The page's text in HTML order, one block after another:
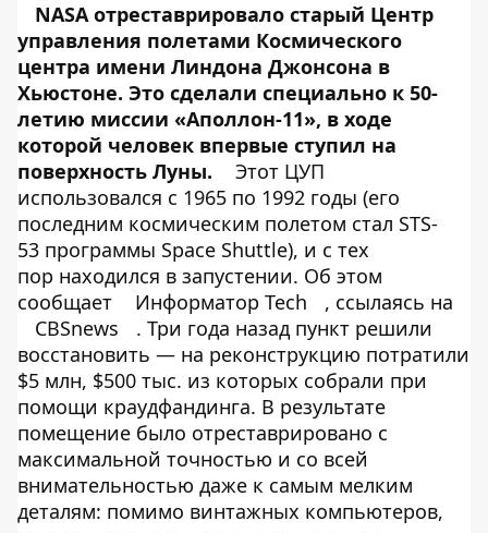
NASA отреставрировало старый Центр
управления полетами Космического
центра имени Линдона Джонсона в
Хьюстоне. Это сделали специально к 50-
летию миссии «Аполлон-11», в ходе
которой человек впервые ступил на
поверхность Луны.
Этот ЦУП
использовался с 1965 по 1992 годы (его
последним космическим полетом стал STS-
53 программы Space Shuttle), и с тех
пор находился в запустении. Об этом
сообщает
Информатор Tech
, ссылаясь на
CBSnews
. Три года назад пункт решили
восстановить ― на реконструкцию потратили
$5 млн, $500 тыс. из которых собрали при
помощи краудфандинга. В результате
помещение было отреставрировано с
максимальной точностью и со всей
внимательностью даже к самым мелким
деталям: помимо винтажных компьютеров,